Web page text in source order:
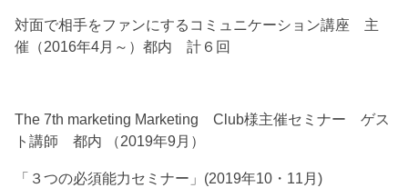
対面で相手をファンにするコミュニケーション講座 主
催（2016年4月～）都内 計６回
The 7th marketing Marketing Club様主催セミナー ゲス
ト講師 都内 （2019年9月）
「３つの必須能力セミナー」(2019年10・11月)